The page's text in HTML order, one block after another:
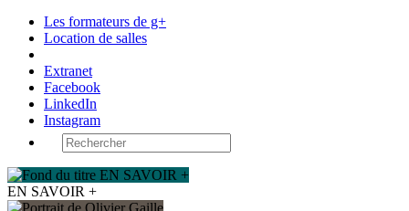
Les formateurs de g+
Location de salles
Extranet
Facebook
LinkedIn
Instagram
EN SAVOIR +